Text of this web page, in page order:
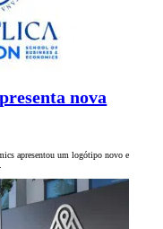
nova
apresentou um logótipo novo e